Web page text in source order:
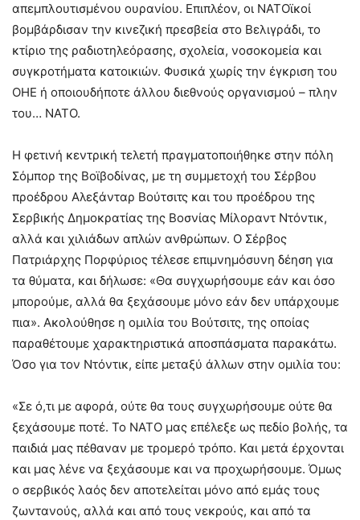
απεμπλουτισμένου ουρανίου. Επιπλέον, οι ΝΑΤΟϊκοί
βομβάρδισαν την κινεζική πρεσβεία στο Βελιγράδι, το
κτίριο της ραδιοτηλεόρασης, σχολεία, νοσοκομεία και
συγκροτήματα κατοικιών. Φυσικά χωρίς την έγκριση του
ΟΗΕ ή οποιουδήποτε άλλου διεθνούς οργανισμού – πλην
του… ΝΑΤΟ.
Η φετινή κεντρική τελετή πραγματοποιήθηκε στην πόλη
Σόμπορ της Βοϊβοδίνας, με τη συμμετοχή του Σέρβου
προέδρου Αλεξάνταρ Βούτσιτς και του προέδρου της
Σερβικής Δημοκρατίας της Βοσνίας Μίλοραντ Ντόντικ,
αλλά και χιλιάδων απλών ανθρώπων. Ο Σέρβος
Πατριάρχης Πορφύριος τέλεσε επιμνημόσυνη δέηση για
τα θύματα, και δήλωσε: «Θα συγχωρήσουμε εάν και όσο
μπορούμε, αλλά θα ξεχάσουμε μόνο εάν δεν υπάρχουμε
πια». Ακολούθησε η ομιλία του Βούτσιτς, της οποίας
παραθέτουμε χαρακτηριστικά αποσπάσματα παρακάτω.
Όσο για τον Ντόντικ, είπε μεταξύ άλλων στην ομιλία του:
«Σε ό,τι με αφορά, ούτε θα τους συγχωρήσουμε ούτε θα
ξεχάσουμε ποτέ. Το ΝΑΤΟ μας επέλεξε ως πεδίο βολής, τα
παιδιά μας πέθαναν με τρομερό τρόπο. Και μετά έρχονται
και μας λένε να ξεχάσουμε και να προχωρήσουμε. Όμως
ο σερβικός λαός δεν αποτελείται μόνο από εμάς τους
ζωντανούς, αλλά και από τους νεκρούς, και από τα